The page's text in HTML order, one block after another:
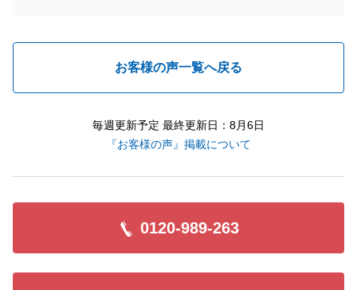
お客様の声一覧へ戻る
毎週更新予定 最終更新日：8月6日
『お客様の声』掲載について
0120-989-263